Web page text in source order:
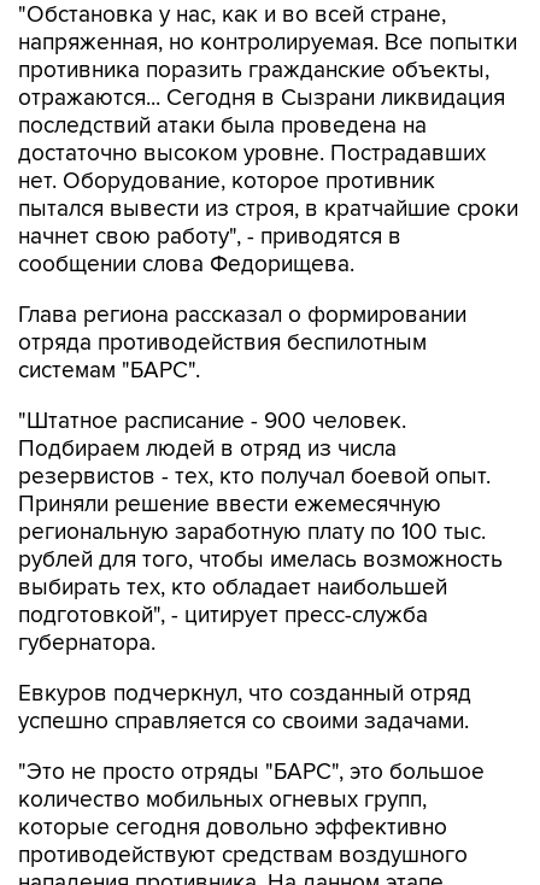
"Обстановка у нас, как и во всей стране,
напряженная, но контролируемая. Все попытки
противника поразить гражданские объекты,
отражаются... Сегодня в Сызрани ликвидация
последствий атаки была проведена на
достаточно высоком уровне. Пострадавших
нет. Оборудование, которое противник
пытался вывести из строя, в кратчайшие сроки
начнет свою работу", - приводятся в
сообщении слова Федорищева.
Глава региона рассказал о формировании
отряда противодействия беспилотным
системам "БАРС".
"Штатное расписание - 900 человек.
Подбираем людей в отряд из числа
резервистов - тех, кто получал боевой опыт.
Приняли решение ввести ежемесячную
региональную заработную плату по 100 тыс.
рублей для того, чтобы имелась возможность
выбирать тех, кто обладает наибольшей
подготовкой", - цитирует пресс-служба
губернатора.
Евкуров подчеркнул, что созданный отряд
успешно справляется со своими задачами.
"Это не просто отряды "БАРС", это большое
количество мобильных огневых групп,
которые сегодня довольно эффективно
противодействуют средствам воздушного